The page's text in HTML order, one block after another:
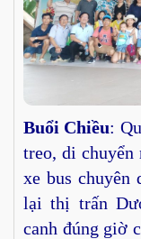
Buổi Chiều:
treo, di chuyển
xe bus chuyên
lại thị trấn
canh đúng giờ